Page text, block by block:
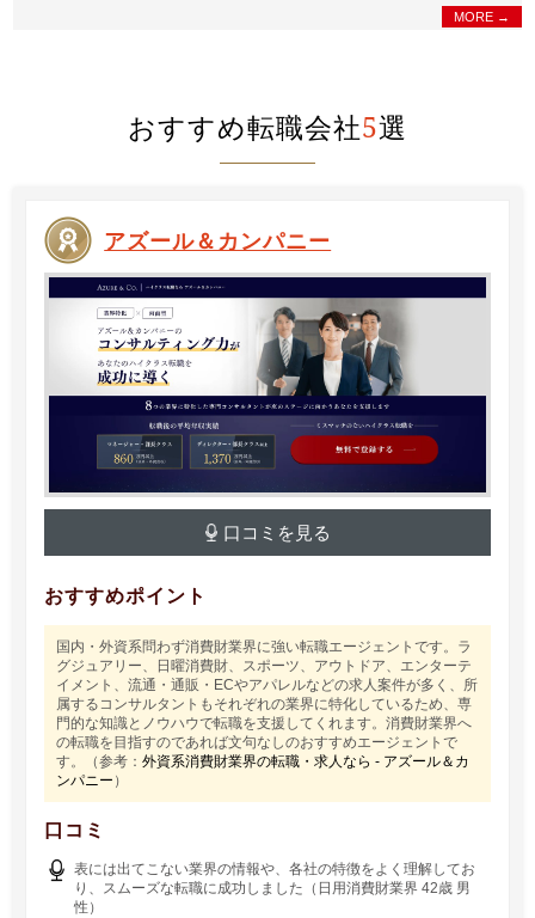
MORE →
おすすめ転職会社5選
アズール＆カンパニー
口コミを見る
おすすめポイント
国内・外資系問わず消費財業界に強い転職エージェントです。ラ
グジュアリー、日曜消費財、スポーツ、アウトドア、エンターテ
イメント、流通・通販・ECやアパレルなどの求人案件が多く、所
属するコンサルタントもそれぞれの業界に特化しているため、専
門的な知識とノウハウで転職を支援してくれます。消費財業界へ
の転職を目指すのであれば文句なしのおすすめエージェントで
す。（参考：外資系消費財業界の転職・求人なら - アズール＆カ
ンパニー ）
口コミ
表には出てこない業界の情報や、各社の特徴をよく理解してお
り、スムーズな転職に成功しました（日用消費財業界 42歳 男
性）